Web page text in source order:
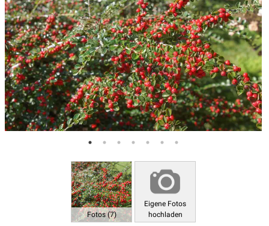
Fotos (7)
Eigene Fotos
hochladen